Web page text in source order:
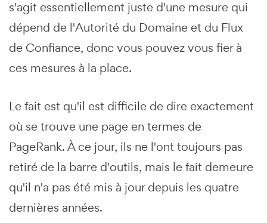
s'agit essentiellement juste d'une mesure qui
dépend de l'Autorité du Domaine et du Flux
de Confiance, donc vous pouvez vous fier à
ces mesures à la place.
Le fait est qu'il est difficile de dire exactement
où se trouve une page en termes de
PageRank. À ce jour, ils ne l'ont toujours pas
retiré de la barre d'outils, mais le fait demeure
qu'il n'a pas été mis à jour depuis les quatre
dernières années.